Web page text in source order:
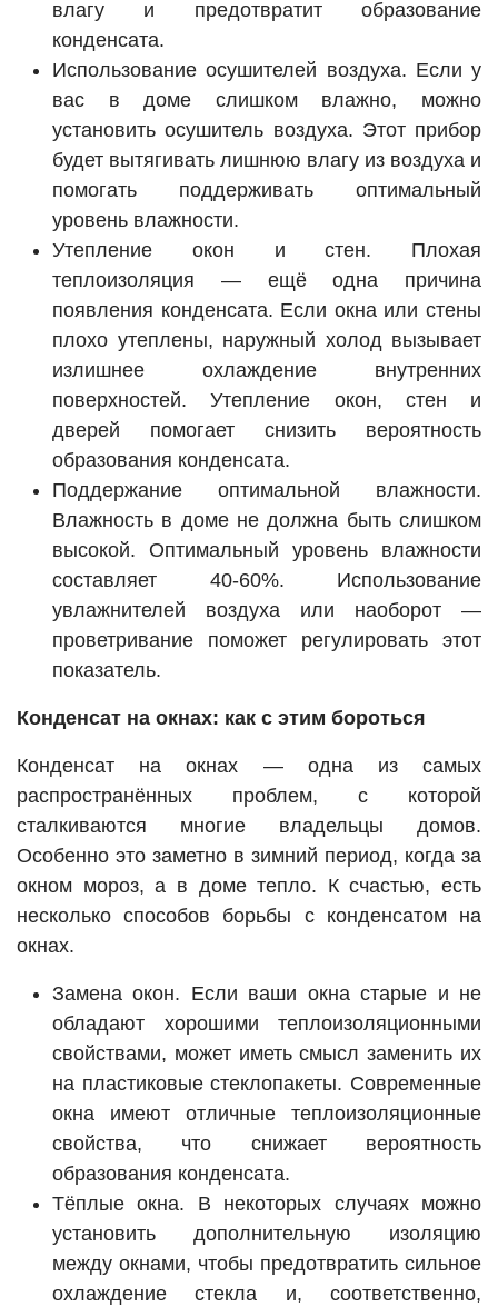
влагу и предотвратит образование
конденсата.
Использование осушителей воздуха. Если у
вас в доме слишком влажно, можно
установить осушитель воздуха. Этот прибор
будет вытягивать лишнюю влагу из воздуха и
помогать поддерживать оптимальный
уровень влажности.
Утепление окон и стен. Плохая
теплоизоляция — ещё одна причина
появления конденсата. Если окна или стены
плохо утеплены, наружный холод вызывает
излишнее охлаждение внутренних
поверхностей. Утепление окон, стен и
дверей помогает снизить вероятность
образования конденсата.
Поддержание оптимальной влажности.
Влажность в доме не должна быть слишком
высокой. Оптимальный уровень влажности
составляет 40-60%. Использование
увлажнителей воздуха или наоборот —
проветривание поможет регулировать этот
показатель.
Конденсат на окнах: как с этим бороться
Конденсат на окнах — одна из самых
распространённых проблем, с которой
сталкиваются многие владельцы домов.
Особенно это заметно в зимний период, когда за
окном мороз, а в доме тепло. К счастью, есть
несколько способов борьбы с конденсатом на
окнах.
Замена окон. Если ваши окна старые и не
обладают хорошими теплоизоляционными
свойствами, может иметь смысл заменить их
на пластиковые стеклопакеты. Современные
окна имеют отличные теплоизоляционные
свойства, что снижает вероятность
образования конденсата.
Тёплые окна. В некоторых случаях можно
установить дополнительную изоляцию
между окнами, чтобы предотвратить сильное
охлаждение стекла и, соответственно,